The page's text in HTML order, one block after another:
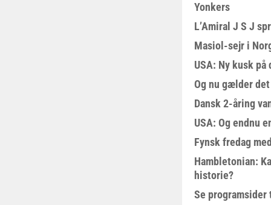
Yonkers
L’Amiral J S J
Masiol-sejr i
USA: Ny kusk på
Og nu gælder
Dansk 2-åring
USA: Og endnu
Fynsk fredag
Hambletonian:
historie?
Se